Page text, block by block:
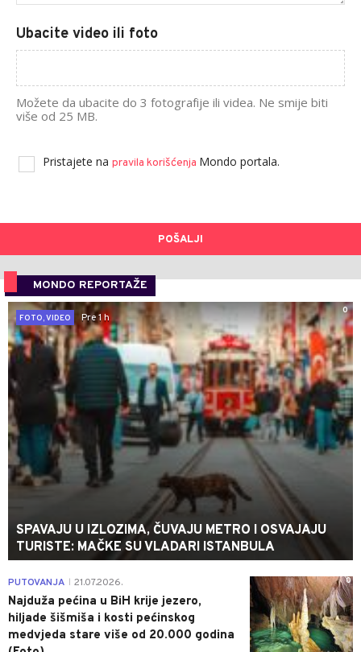
Ubacite video ili foto
Možete da ubacite do 3 fotografije ili videa. Ne smije biti
više od 25 MB.
Pristajete na pravila korišćenja Mondo portala.
POŠALJI
MONDO REPORTAŽE
0
FOTO, VIDEO
Pre 1 h
SPAVAJU U IZLOZIMA, ČUVAJU METRO I OSVAJAJU
TURISTE: MAČKE SU VLADARI ISTANBULA
0
PUTOVANJA 21.07.2026.
Najduža pećina u BiH krije jezero,
hiljade šišmiša i kosti pećinskog
medvjeda stare više od 20.000 godina